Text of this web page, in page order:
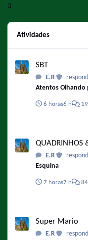
Atividades
SBT
E.R
Atentos Olhando
6 horas6 h
QUADRINHOS
E.R
Esquina
7 horas7 h
Super Mario
E.R